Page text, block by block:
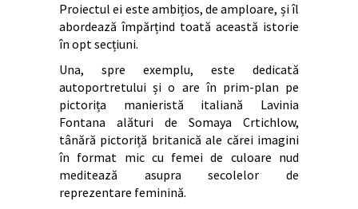
Proiectul ei este ambițios, de amploare, și îl
abordează împărțind toată această istorie
în opt secțiuni.
Una, spre exemplu, este dedicată
autoportretului și o are în prim-plan pe
pictorița manieristă italiană Lavinia
Fontana alături de Somaya Crtichlow,
tânără pictoriță britanică ale cărei imagini
în format mic cu femei de culoare nud
meditează asupra secolelor de
reprezentare feminină.